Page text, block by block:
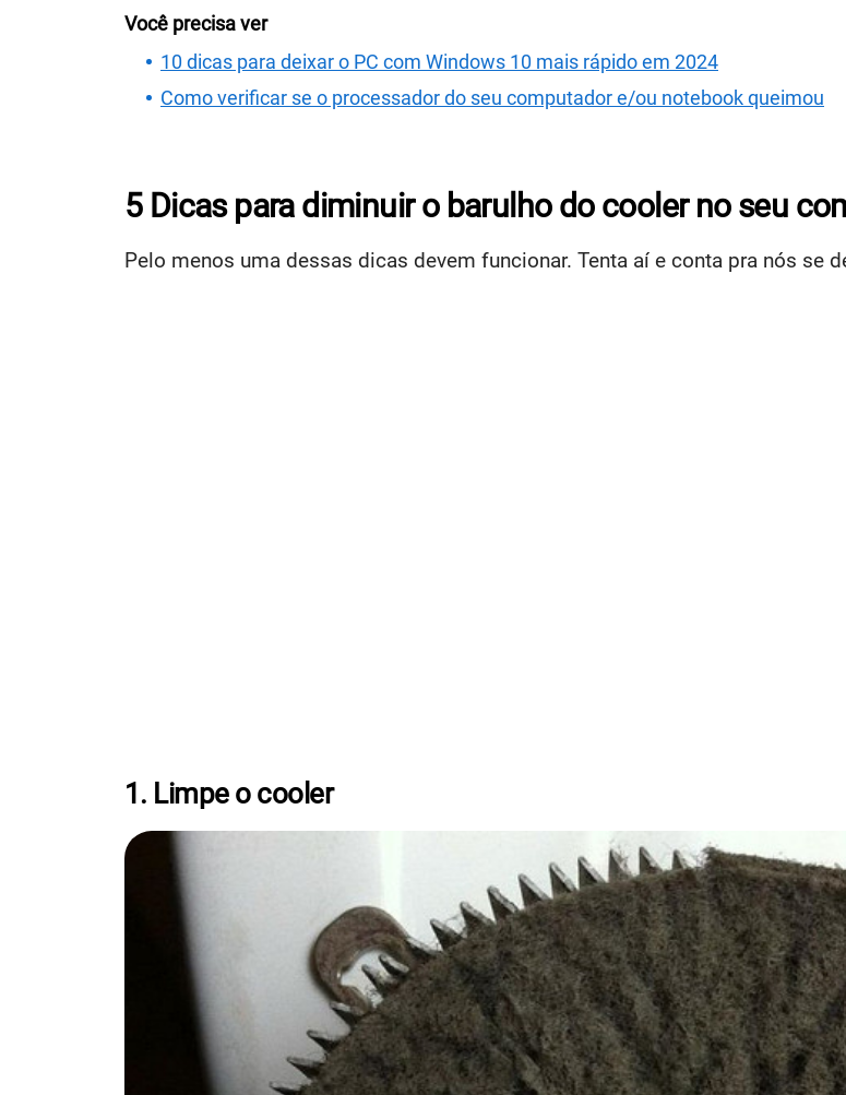
Você precisa ver
10 dicas para deixar o PC com Windows 10 mais rápido em 2024
Como verificar se o processador do seu computador e/ou notebook queimou
5 Dicas para diminuir o barulho do cooler no seu
Pelo menos uma dessas dicas devem funcionar. Tenta aí e conta pra nós se
1. Limpe o cooler